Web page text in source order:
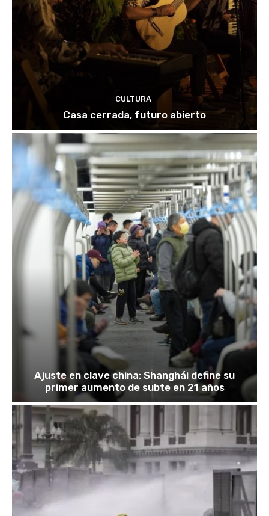
CULTURA
Casa cerrada, futuro abierto
Ajuste en clave china: Shanghái define su
primer aumento de subte en 21 años